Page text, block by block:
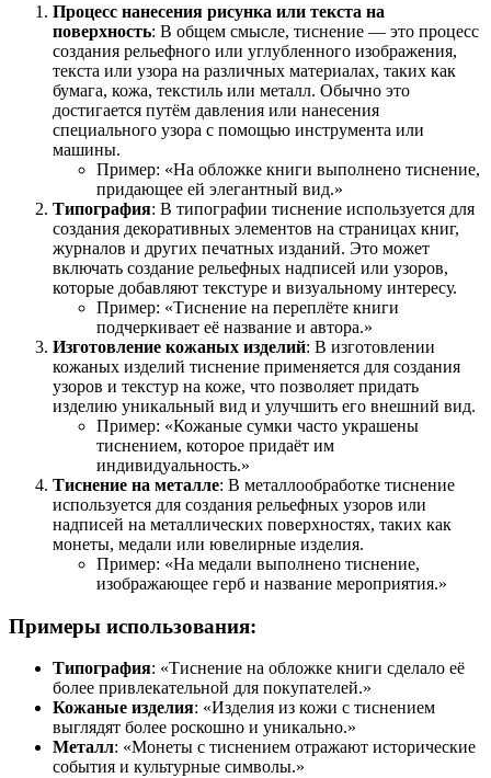
Процесс нанесения рисунка или текста на
поверхность: В общем смысле, тиснение — это процесс
создания рельефного или углубленного изображения,
текста или узора на различных материалах, таких как
бумага, кожа, текстиль или металл. Обычно это
достигается путём давления или нанесения
специального узора с помощью инструмента или
машины.
Пример: «На обложке книги выполнено тиснение,
придающее ей элегантный вид.»
Типография: В типографии тиснение используется для
создания декоративных элементов на страницах книг,
журналов и других печатных изданий. Это может
включать создание рельефных надписей или узоров,
которые добавляют текстуре и визуальному интересу.
Пример: «Тиснение на переплёте книги
подчеркивает её название и автора.»
Изготовление кожаных изделий: В изготовлении
кожаных изделий тиснение применяется для создания
узоров и текстур на коже, что позволяет придать
изделию уникальный вид и улучшить его внешний вид.
Пример: «Кожаные сумки часто украшены
тиснением, которое придаёт им
индивидуальность.»
Тиснение на металле: В металлообработке тиснение
используется для создания рельефных узоров или
надписей на металлических поверхностях, таких как
монеты, медали или ювелирные изделия.
Пример: «На медали выполнено тиснение,
изображающее герб и название мероприятия.»
Примеры использования:
Типография: «Тиснение на обложке книги сделало её
более привлекательной для покупателей.»
Кожаные изделия: «Изделия из кожи с тиснением
выглядят более роскошно и уникально.»
Металл: «Монеты с тиснением отражают исторические
события и культурные символы.»